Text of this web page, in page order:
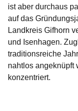
ist aber durchaus
auf das
Landkreis Gifhorn
und Isenhagen.
traditionsreiche
nahtlos angeknüpft
konzentriert.